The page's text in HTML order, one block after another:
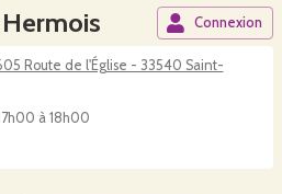
Connexion
Route de l'Église - 33540 Saint-
à 18h00